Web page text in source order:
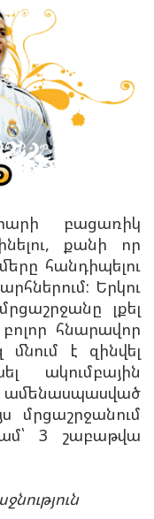
բացառիկ
քանի որ
հանդիպելու
Երկու
լքել
հնարավոր
է զինվել
ակումբային
մրցաշրջանում
3 շաբաթվա